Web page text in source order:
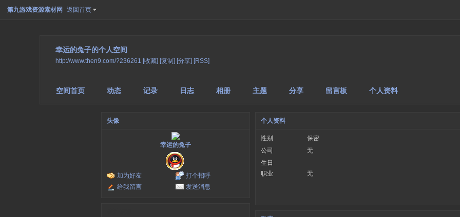
第九游戏资源素材网 返回首页
幸运的兔子的个人空间
http://www.then9.com/?236261 [收藏] [复制] [分享] [RSS]
空间首页 动态 记录 日志 相册 主题 分享 留言板 个人资料
头像
幸运的兔子
加为好友
打个招呼
给我留言
发送消息
个人资料
性别
保密
公司
无
生日
职业
无